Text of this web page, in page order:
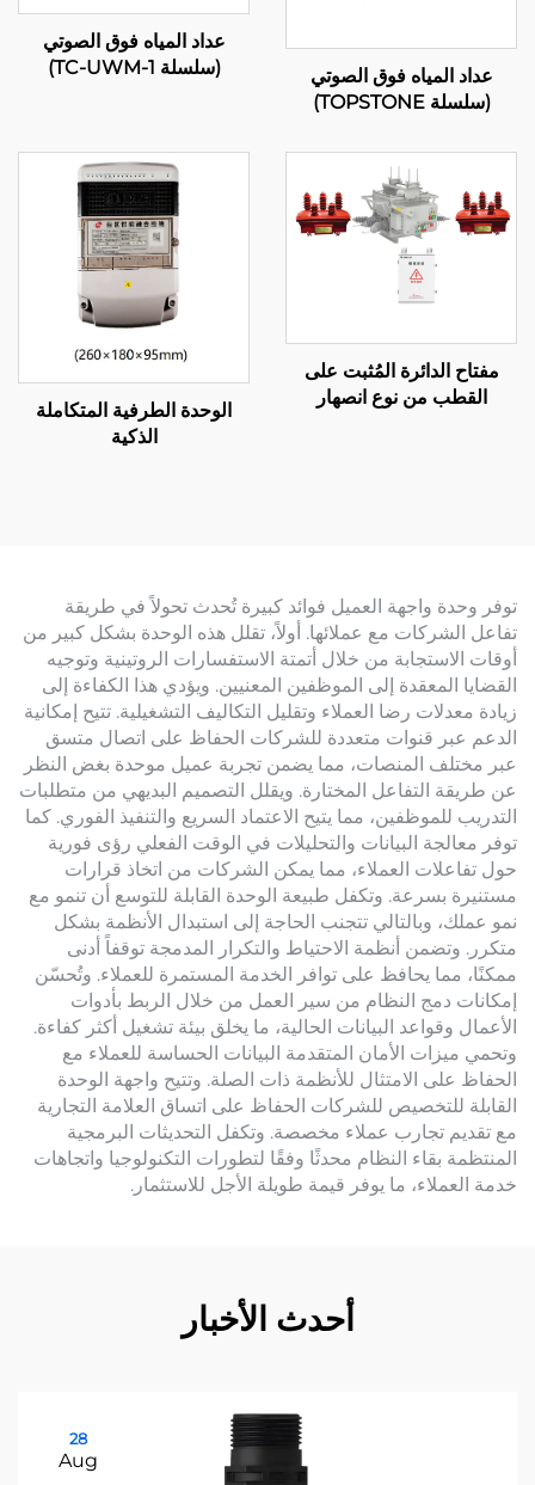
عداد المياه فوق الصوتي
(سلسلة TOPSTONE)
عداد المياه فوق الصوتي
(سلسلة TC-UWM-1)
مفتاح الدائرة المُثبت على
القطب من نوع انصهار
الوحدة الطرفية المتكاملة
الذكية
توفر وحدة واجهة العميل فوائد كبيرة تُحدث تحولاً في طريقة
تفاعل الشركات مع عملائها. أولاً، تقلل هذه الوحدة بشكل كبير من
أوقات الاستجابة من خلال أتمتة الاستفسارات الروتينية وتوجيه
القضايا المعقدة إلى الموظفين المعنيين. ويؤدي هذا الكفاءة إلى
زيادة معدلات رضا العملاء وتقليل التكاليف التشغيلية. تتيح إمكانية
الدعم عبر قنوات متعددة للشركات الحفاظ على اتصال متسق
عبر مختلف المنصات، مما يضمن تجربة عميل موحدة بغض النظر
عن طريقة التفاعل المختارة. ويقلل التصميم البديهي من متطلبات
التدريب للموظفين، مما يتيح الاعتماد السريع والتنفيذ الفوري. كما
توفر معالجة البيانات والتحليلات في الوقت الفعلي رؤى فورية
حول تفاعلات العملاء، مما يمكن الشركات من اتخاذ قرارات
مستنيرة بسرعة. وتكفل طبيعة الوحدة القابلة للتوسع أن تنمو مع
نمو عملك، وبالتالي تتجنب الحاجة إلى استبدال الأنظمة بشكل
متكرر. وتضمن أنظمة الاحتياط والتكرار المدمجة توقفاً أدنى
ممكنًا، مما يحافظ على توافر الخدمة المستمرة للعملاء. وتُحسّن
إمكانات دمج النظام من سير العمل من خلال الربط بأدوات
الأعمال وقواعد البيانات الحالية، ما يخلق بيئة تشغيل أكثر كفاءة.
وتحمي ميزات الأمان المتقدمة البيانات الحساسة للعملاء مع
الحفاظ على الامتثال للأنظمة ذات الصلة. وتتيح واجهة الوحدة
القابلة للتخصيص للشركات الحفاظ على اتساق العلامة التجارية
مع تقديم تجارب عملاء مخصصة. وتكفل التحديثات البرمجية
المنتظمة بقاء النظام محدثًا وفقًا لتطورات التكنولوجيا واتجاهات
خدمة العملاء، ما يوفر قيمة طويلة الأجل للاستثمار.
أحدث الأخبار
28
Aug